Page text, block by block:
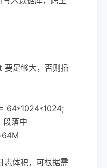
足够大，否则插
64*1024*1024;
落中
志体积，可根据需